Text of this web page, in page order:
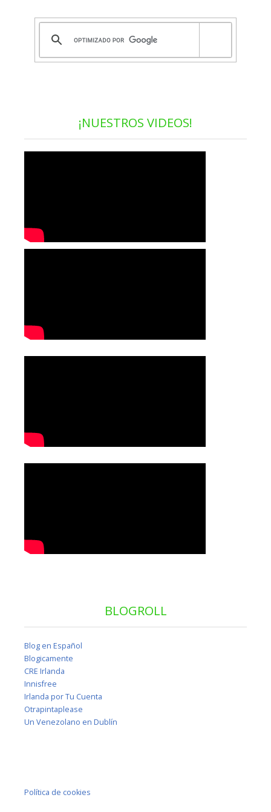
¡NUESTROS VIDEOS!
BLOGROLL
Blog en Español
Blogicamente
CRE Irlanda
Innisfree
Irlanda por Tu Cuenta
Otrapintaplease
Un Venezolano en Dublín
Política de cookies